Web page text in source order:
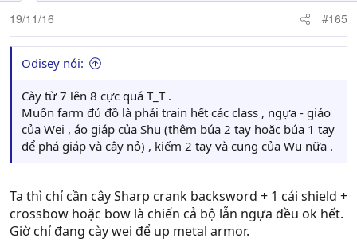
19/11/16 #165
Odisey nói:
Cày từ 7 lên 8 cực quá T_T .
Muốn farm đủ đồ là phải train hết các class , ngựa - giáo
của Wei , áo giáp của Shu (thêm búa 2 tay hoặc búa 1 tay
để phá giáp và cây nỏ) , kiếm 2 tay và cung của Wu nữa .
Ta thì chỉ cần cây Sharp crank backsword + 1 cái shield +
crossbow hoặc bow là chiến cả bộ lẫn ngựa đều ok hết.
Giờ chỉ đang cày wei để up metal armor.